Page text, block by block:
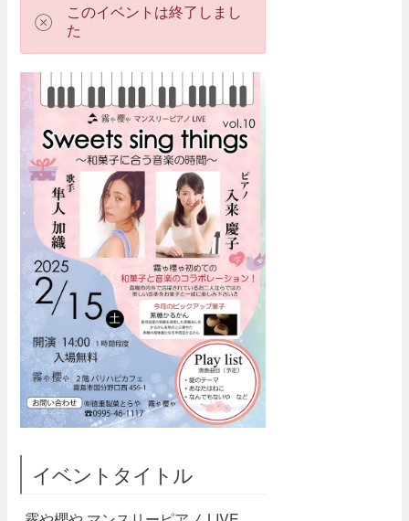
このイベントは終了しまし
た
イベントタイトル